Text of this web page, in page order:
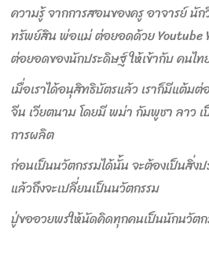
ความรู้ จากการสอนของครู อาจารย์ นั
ทรัพย์สิน พ่อแม่ ต่อยอดด้วย Youtube
ต่อยอดของนักประดิษฐ์ ให้เข้ากับ คนไ
เมื่อเราได้อนุสิทธิบัตรแล้ว เราก็มีแต้ม
จีน เวียตนาม โดยมี พม่า กัมพูชา ลาว
การผลิต
ก่อนเป็นนวัตกรรมได้นั้น จะต้องเป็นสิ่
แล้วถึงจะเปลี่ยนเป็นนวัตกรรม
ปู่ขออวยพรให้นัดคิดทุกคนเป็นนักนวัต